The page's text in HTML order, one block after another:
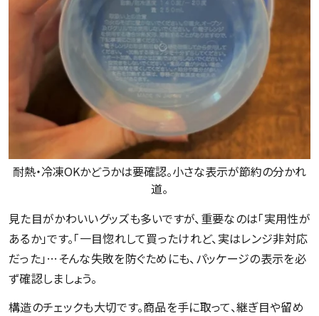
耐熱・冷凍OKかどうかは要確認。小さな表示が節約の分かれ
道。
見た目がかわいいグッズも多いですが、重要なのは「実用性が
あるか」です。「一目惚れして買ったけれど、実はレンジ非対応
だった」…そんな失敗を防ぐためにも、パッケージの表示を必
ず確認しましょう。
構造のチェックも大切です。商品を手に取って、継ぎ目や留め